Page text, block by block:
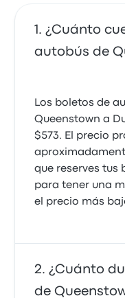
¿Cuánto
autobús de
Los boletos de
Queenstown a
$573. El precio
que reserves
para tener una
el precio más
¿Cuánto
de